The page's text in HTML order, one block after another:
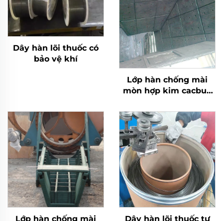
Dây hàn lõi thuốc có
bảo vệ khí
Lớp hàn chống mài
mòn hợp kim cacbua
Lớp hàn chống mài Dây hàn lõi thuốc tự